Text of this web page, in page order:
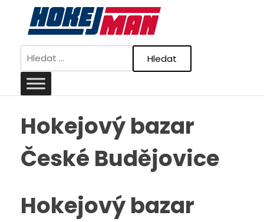
content
Vyhledávání
Hokejový bazar
České Budějovice
Hokejový bazar